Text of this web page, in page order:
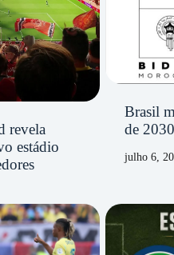
revela
estádio
Brasil
de
julho 6,